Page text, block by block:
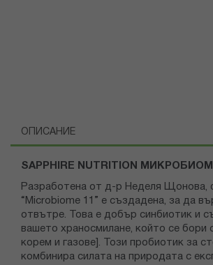
ОПИСАНИЕ
SAPPHIRE NUTRITION
Разработена от д-р Неделя Щонова,
“Microbiome 11” е създадена, за да
отвътре. Това е добър синбиотик и
вашето храносмилане, който се бори
корем и газове]. Този пробиотик за
комбинира силата на природата с